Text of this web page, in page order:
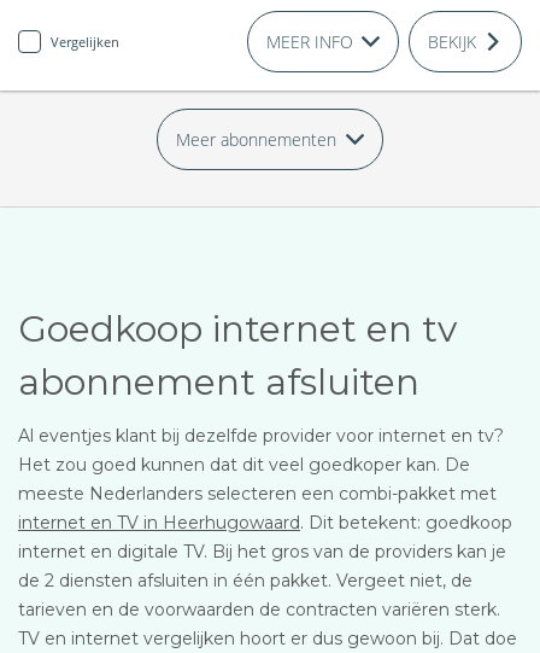
Vergelijken MEER INFO BEKIJK
Meer abonnementen
Goedkoop internet en tv
abonnement afsluiten
Al eventjes klant bij dezelfde provider voor internet en tv?
Het zou goed kunnen dat dit veel goedkoper kan. De
meeste Nederlanders selecteren een combi-pakket met
internet en TV in Heerhugowaard. Dit betekent: goedkoop
internet en digitale TV. Bij het gros van de providers kan je
de 2 diensten afsluiten in één pakket. Vergeet niet, de
tarieven en de voorwaarden de contracten variëren sterk.
TV en internet vergelijken hoort er dus gewoon bij. Dat doe